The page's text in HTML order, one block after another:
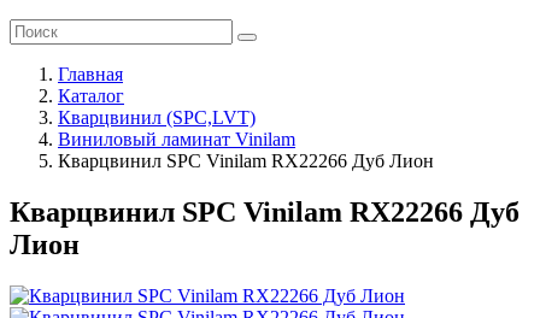
Главная
Каталог
Кварцвинил (SPC,LVT)
Виниловый ламинат Vinilam
Кварцвинил SPC Vinilam RX22266 Дуб Лион
Кварцвинил SPC Vinilam RX22266 Дуб
Лион